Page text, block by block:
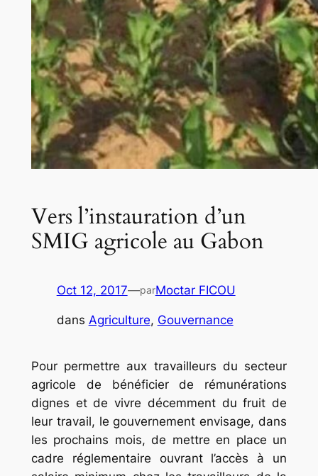
Vers l’instauration d’un
SMIG agricole au Gabon
Oct 12, 2017—parMoctar FICOU
dans Agriculture, Gouvernance
Pour permettre aux travailleurs du secteur
agricole de bénéficier de rémunérations
dignes et de vivre décemment du fruit de
leur travail, le gouvernement envisage, dans
les prochains mois, de mettre en place un
cadre réglementaire ouvrant l’accès à un